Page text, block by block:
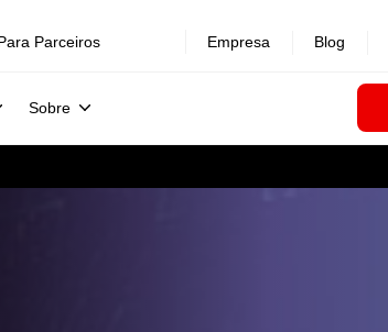
Sobre
Parceiros Empresa Blog